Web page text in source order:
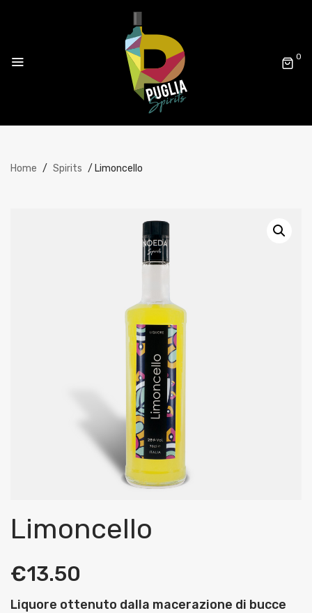
0
Home / Spirits / Limoncello
Limoncello
€13.50
Liquore ottenuto dalla macerazione di bucce